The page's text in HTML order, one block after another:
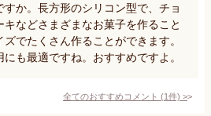
か。長方形のシリコン型で、チョ
などさまざまなお菓子を作ること
でたくさん作ることができます。
も最適ですね。おすすめですよ。
全てのおすすめコメント (1件) >